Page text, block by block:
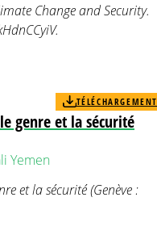
Change and Security.
genre et la sécurité
TÉLÉCHARGEMENT
Yemen
et la sécurité (Genève :